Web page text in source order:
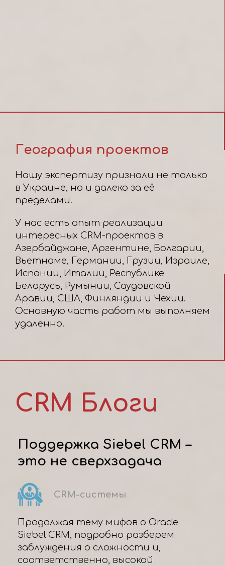
География проектов
Нашу экспертизу признали не только
в Украине, но и далеко за её
пределами.
У нас есть опыт реализации
интересных CRM-проектов в
Азербайджане, Аргентине, Болгарии,
Вьетнаме, Германии, Грузии, Израиле,
Испании, Италии, Республике
Беларусь, Румынии, Саудовской
Аравии, США, Финляндии и Чехии.
Основную часть работ мы выполняем
удаленно.
CRM Блоги
Поддержка Siebel CRM –
это не сверхзадача
CRM-системы
Продолжая тему мифов о Oracle
Siebel CRM, подробно разберем
заблуждения о сложности и,
соответственно, высокой